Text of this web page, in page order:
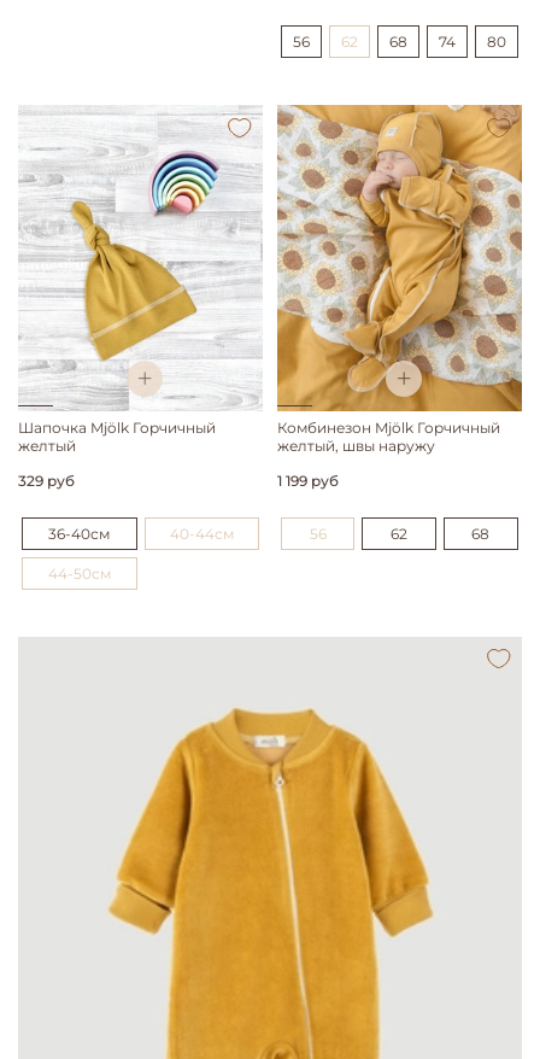
56 62 68 74 80
Шапочка Mjölk Горчичный
желтый
329 руб
36-40см 40-44см
44-50см
Комбинезон Mjölk Горчичный
желтый, швы наружу
1 199 руб
56 62 68